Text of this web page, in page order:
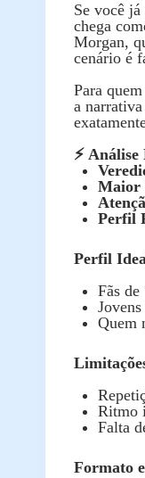
Se você
chega
Morgan,
cenário é
Para
a
⚡
Maior
Perfil
Perfil
Fãs de
Quem
Ritmo
Falta
Formato